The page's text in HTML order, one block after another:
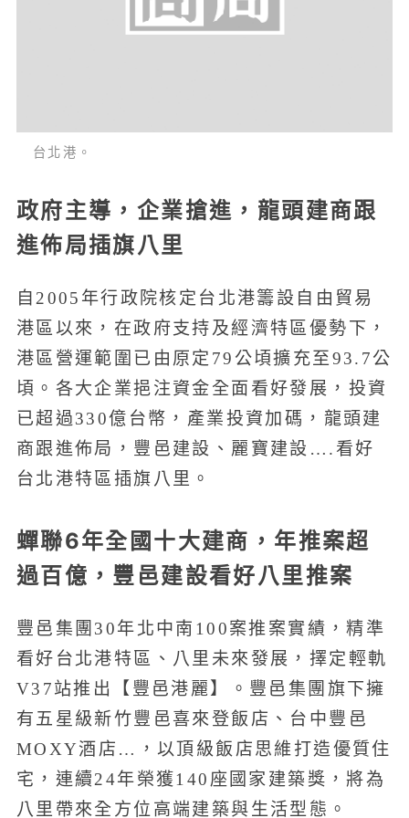
台北港。
政府主導，企業搶進，龍頭建商跟
進佈局插旗八里
自2005年行政院核定台北港籌設自由貿易
港區以來，在政府支持及經濟特區優勢下，
港區營運範圍已由原定79公頃擴充至93.7公
頃。各大企業挹注資金全面看好發展，投資
已超過330億台幣，產業投資加碼，龍頭建
商跟進佈局，豐邑建設、麗寶建設….看好
台北港特區插旗八里。
蟬聯6年全國十大建商，年推案超
過百億，豐邑建設看好八里推案
豐邑集團30年北中南100案推案實績，精準
看好台北港特區、八里未來發展，擇定輕軌
V37站推出【豐邑港麗】。豐邑集團旗下擁
有五星級新竹豐邑喜來登飯店、台中豐邑
MOXY酒店…，以頂級飯店思維打造優質住
宅，連續24年榮獲140座國家建築獎，將為
八里帶來全方位高端建築與生活型態。